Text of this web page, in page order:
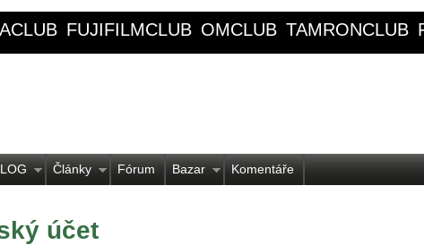
FUJIFILMCLUB OMCLUB TAMRONCLUB
Články Fórum Bazar Komentáře
účet